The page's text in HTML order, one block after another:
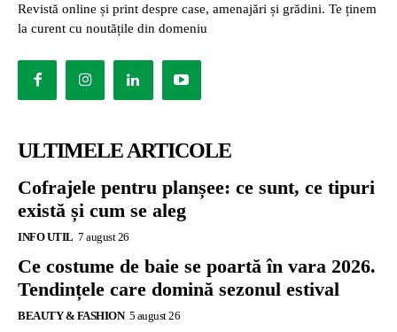
Revistă online și print despre case, amenajări și grădini. Te ținem
la curent cu noutățile din domeniu
ULTIMELE ARTICOLE
Cofrajele pentru planșee: ce sunt, ce tipuri
există și cum se aleg
INFO UTIL 7 august 26
Ce costume de baie se poartă în vara 2026.
Tendințele care domină sezonul estival
BEAUTY & FASHION 5 august 26